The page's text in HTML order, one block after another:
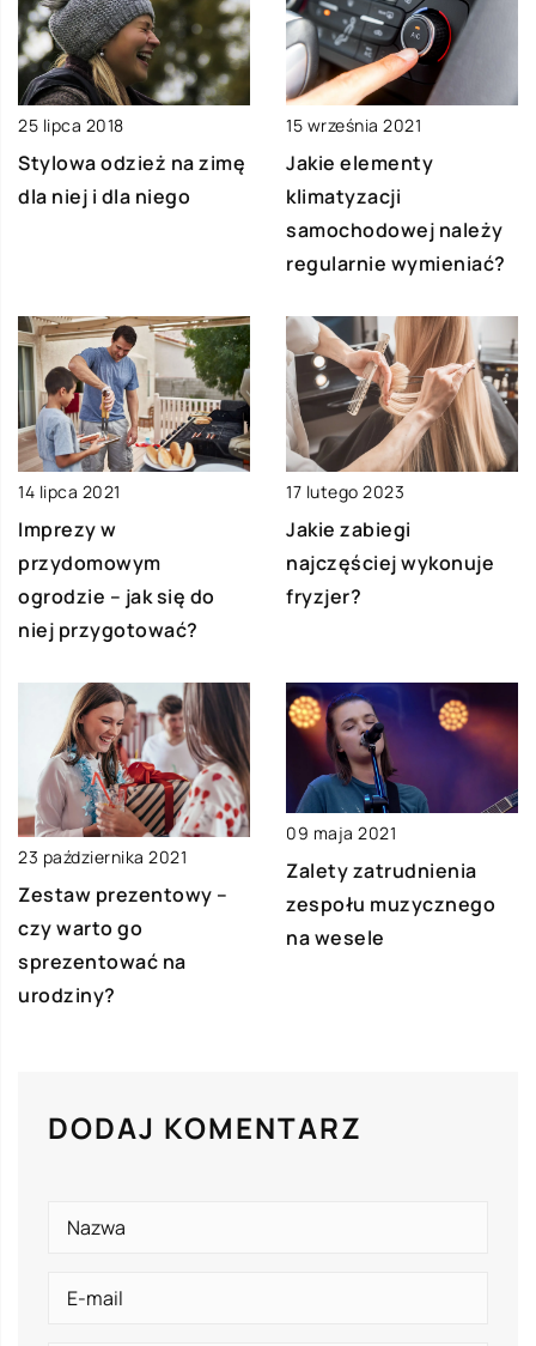
25 lipca 2018
Stylowa odzież na zimę
dla niej i dla niego
15 września 2021
Jakie elementy
klimatyzacji
samochodowej należy
regularnie wymieniać?
14 lipca 2021
Imprezy w
przydomowym
ogrodzie – jak się do
niej przygotować?
17 lutego 2023
Jakie zabiegi
najczęściej wykonuje
fryzjer?
23 października 2021
Zestaw prezentowy –
czy warto go
sprezentować na
urodziny?
09 maja 2021
Zalety zatrudnienia
zespołu muzycznego
na wesele
DODAJ KOMENTARZ